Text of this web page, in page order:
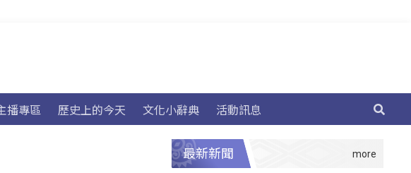
播專區 歷史上的今天 文化小辭典 活動訊息
最新新聞